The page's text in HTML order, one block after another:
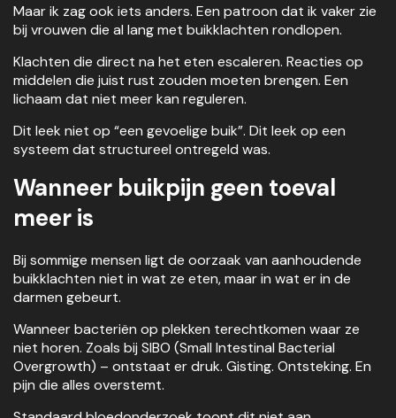
Maar ik zag ook iets anders. Een patroon dat ik vaker zie
bij vrouwen die al lang met buikklachten rondlopen.
Klachten die direct na het eten escaleren. Reacties op
middelen die juist rust zouden moeten brengen. Een
lichaam dat niet meer kan reguleren.
Dit leek niet op “een gevoelige buik”. Dit leek op een
systeem dat structureel ontregeld was.
Wanneer buikpijn geen toeval
meer is
Bij sommige mensen ligt de oorzaak van aanhoudende
buikklachten niet in wat ze eten, maar in wat er in de
darmen gebeurt.
Wanneer bacteriën op plekken terechtkomen waar ze
niet horen. Zoals bij SIBO (Small Intestinal Bacterial
Overgrowth) – ontstaat er druk. Gisting. Ontsteking. En
pijn die alles overstemt.